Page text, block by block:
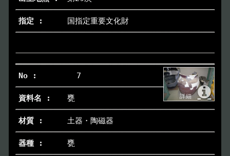
国指定重要文化財
7
甕
土器・陶磁器
甕